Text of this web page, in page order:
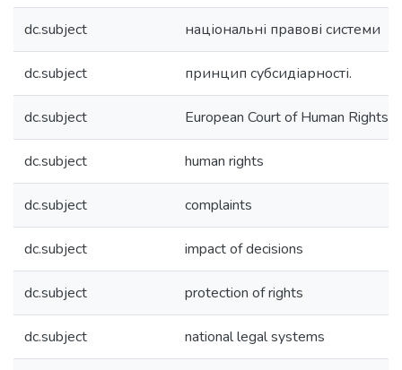
dc.subject національні правові системи
dc.subject принцип субсидіарності.
dc.subject European Court of Human Rights
dc.subject human rights
dc.subject complaints
dc.subject impact of decisions
dc.subject protection of rights
dc.subject national legal systems